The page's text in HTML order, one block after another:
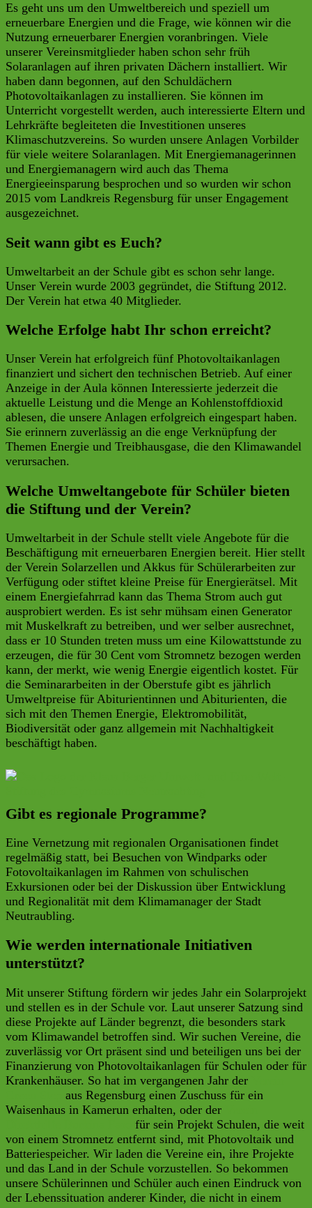
Es geht uns um den Umweltbereich und speziell um
erneuerbare Energien und die Frage, wie können wir die
Nutzung erneuerbarer Energien voranbringen. Viele
unserer Vereinsmitglieder haben schon sehr früh
Solaranlagen auf ihren privaten Dächern installiert. Wir
haben dann begonnen, auf den Schuldächern
Photovoltaikanlagen zu installieren. Sie können im
Unterricht vorgestellt werden, auch interessierte Eltern und
Lehrkräfte begleiteten die Investitionen unseres
Klimaschutzvereins. So wurden unsere Anlagen Vorbilder
für viele weitere Solaranlagen. Mit Energiemanagerinnen
und Energiemanagern wird auch das Thema
Energieeinsparung besprochen und so wurden wir schon
2015 vom Landkreis Regensburg für unser Engagement
ausgezeichnet.
Seit wann gibt es Euch?
Umweltarbeit an der Schule gibt es schon sehr lange.
Unser Verein wurde 2003 gegründet, die Stiftung 2012.
Der Verein hat etwa 40 Mitglieder.
Welche Erfolge habt Ihr schon erreicht?
Unser Verein hat erfolgreich fünf Photovoltaikanlagen
finanziert und sichert den technischen Betrieb. Auf einer
Anzeige in der Aula können Interessierte jederzeit die
aktuelle Leistung und die Menge an Kohlenstoffdioxid
ablesen, die unsere Anlagen erfolgreich eingespart haben.
Sie erinnern zuverlässig an die enge Verknüpfung der
Themen Energie und Treibhausgase, die den Klimawandel
verursachen.
Welche Umweltangebote für Schüler bieten
die Stiftung und der Verein?
Umweltarbeit in der Schule stellt viele Angebote für die
Beschäftigung mit erneuerbaren Energien bereit. Hier stellt
der Verein Solarzellen und Akkus für Schülerarbeiten zur
Verfügung oder stiftet kleine Preise für Energierätsel. Mit
einem Energiefahrrad kann das Thema Strom auch gut
ausprobiert werden. Es ist sehr mühsam einen Generator
mit Muskelkraft zu betreiben, und wer selber ausrechnet,
dass er 10 Stunden treten muss um eine Kilowattstunde zu
erzeugen, die für 30 Cent vom Stromnetz bezogen werden
kann, der merkt, wie wenig Energie eigentlich kostet. Für
die Seminararbeiten in der Oberstufe gibt es jährlich
Umweltpreise für Abiturientinnen und Abiturienten, die
sich mit den Themen Energie, Elektromobilität,
Biodiversität oder ganz allgemein mit Nachhaltigkeit
beschäftigt haben.
Gibt es regionale Programme?
Eine Vernetzung mit regionalen Organisationen findet
regelmäßig statt, bei Besuchen von Windparks oder
Fotovoltaikanlagen im Rahmen von schulischen
Exkursionen oder bei der Diskussion über Entwicklung
und Regionalität mit dem Klimamanager der Stadt
Neutraubling.
Wie werden internationale Initiativen
unterstützt?
Mit unserer Stiftung fördern wir jedes Jahr ein Solarprojekt
und stellen es in der Schule vor. Laut unserer Satzung sind
diese Projekte auf Länder begrenzt, die besonders stark
vom Klimawandel betroffen sind. Wir suchen Vereine, die
zuverlässig vor Ort präsent sind und beteiligen uns bei der
Finanzierung von Photovoltaikanlagen für Schulen oder für
Krankenhäuser. So hat im vergangenen Jahr der
aus Regensburg einen Zuschuss für ein
Waisenhaus in Kamerun erhalten, oder der
für sein Projekt Schulen, die weit
von einem Stromnetz entfernt sind, mit Photovoltaik und
Batteriespeicher. Wir laden die Vereine ein, ihre Projekte
und das Land in der Schule vorzustellen. So bekommen
unsere Schülerinnen und Schüler auch einen Eindruck von
der Lebenssituation anderer Kinder, die nicht in einem